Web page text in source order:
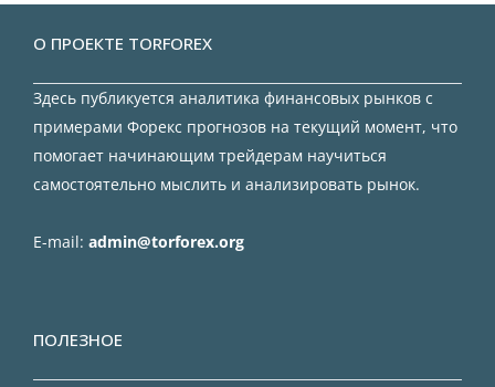
О ПРОЕКТЕ TORFOREX
Здесь публикуется аналитика финансовых рынков с
примерами Форекс прогнозов на текущий момент, что
помогает начинающим трейдерам научиться
самостоятельно мыслить и анализировать рынок.
E-mail: admin@torforex.org
ПОЛЕЗНОЕ